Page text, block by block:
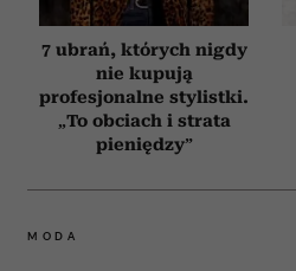
7 ubrań, których nigdy
nie kupują
profesjonalne stylistki.
„To obciach i strata
pieniędzy”
MODA